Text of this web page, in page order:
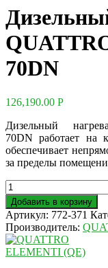
70DN
126,190.00 Р
Дизельный
70DN работает на
обеспечивает
за пределы
Добавить в корзину
Артикул: 772-371
Производитель: